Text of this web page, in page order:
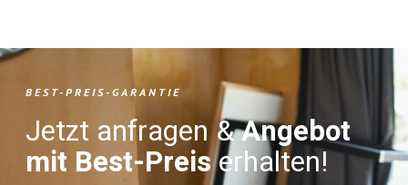
BEST-PREIS-GARANTIE
Jetzt anfragen &Angebot
mit Best-Preiserhalten!